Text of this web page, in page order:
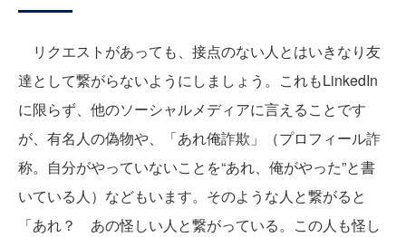
リクエストがあっても、接点のない人とはいきなり友
達として繋がらないようにしましょう。これもLinkedIn
に限らず、他のソーシャルメディアに言えることです
が、有名人の偽物や、「あれ俺詐欺」（プロフィール詐
称。自分がやっていないことを“あれ、俺がやった”と書
いている人）などもいます。そのような人と繋がると
「あれ？ あの怪しい人と繋がっている。この人も怪し